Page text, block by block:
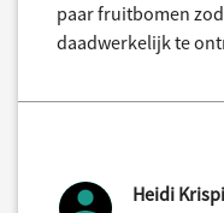
paar fruitbomen
daadwerkelijk te
Heidi